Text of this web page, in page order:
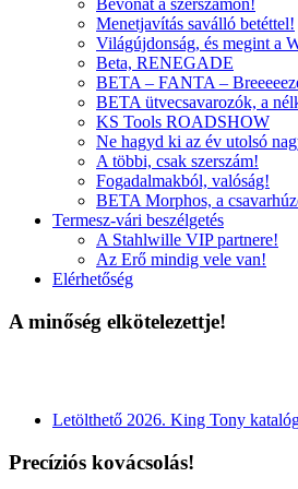
Bevonat a szerszámon!
Menetjavítás saválló betéttel!
Világújdonság, és megint a
Beta, RENEGADE
BETA – FANTA –
BETA ütvecsavarozók, a
KS Tools ROADSHOW
Ne hagyd ki az év utolsó
A többi, csak szerszám!
Fogadalmakból, valóság!
BETA Morphos, a
Termesz-vári beszélgetés
A Stahlwille VIP partnere!
Az Erő mindig vele van!
Elérhetőség
A minőség elkötelezettje!
Letölthető 2026. King Tony
Precíziós kovácsolás!